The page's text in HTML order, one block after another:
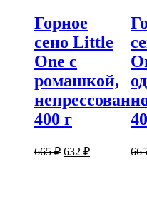
Горное
сено Little
One с
ромашкой,
400 г
665₽ Первоначальная
632 ₽Текущая